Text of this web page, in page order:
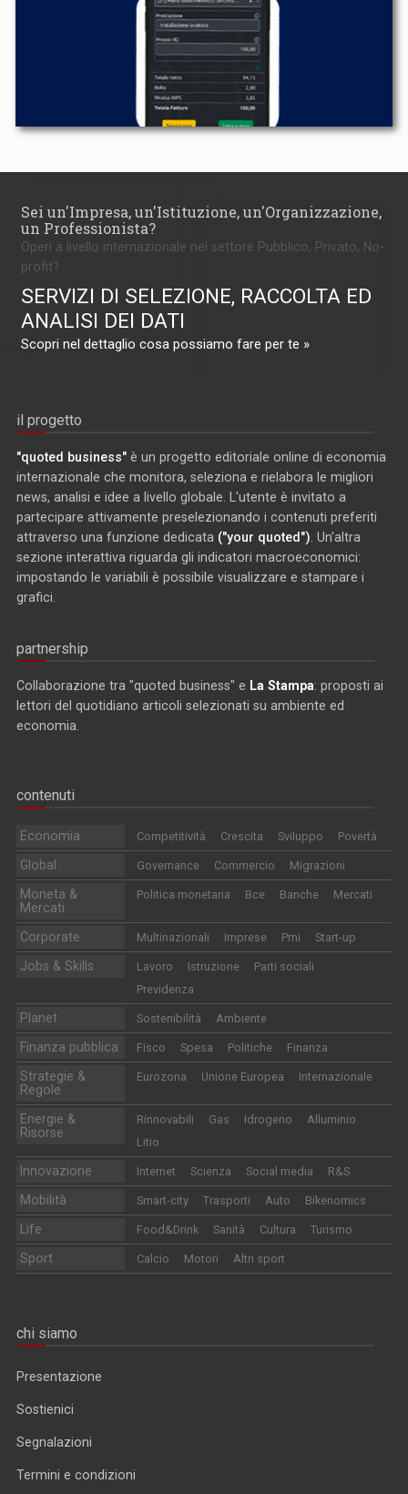
Sei un'Impresa, un'Istituzione, un'Organizzazione,
un Professionista?
Operi a livello internazionale nel settore Pubblico, Privato, No-
profit?
SERVIZI DI SELEZIONE, RACCOLTA ED
ANALISI DEI DATI
Scopri nel dettaglio cosa possiamo fare per te »
il progetto
"quoted business" è un progetto editoriale online di economia
internazionale che monitora, seleziona e rielabora le migliori
news, analisi e idee a livello globale. L'utente è invitato a
partecipare attivamente preselezionando i contenuti preferiti
attraverso una funzione dedicata ("your quoted") . Un'altra
sezione interattiva riguarda gli indicatori macroeconomici:
impostando le variabili è possibile visualizzare e stampare i
grafici.
partnership
Collaborazione tra "quoted business" e La Stampa: proposti ai
lettori del quotidiano articoli selezionati su ambiente ed
economia.
contenuti
Economia Competitività Crescita Sviluppo Povertà
Global Governance Commercio Migrazioni
Moneta &
Mercati
Politica monetaria Bce Banche Mercati
Corporate Multinazionali Imprese Pmi Start-up
Jobs & Skills Lavoro Istruzione
Parti sociali
Previdenza
Planet Sostenibilità Ambiente
Finanza pubblica Fisco Spesa Politiche Finanza
Strategie &
Regole
Eurozona Unione Europea Internazionale
Energie &
Risorse
Rinnovabili Gas Idrogeno
Alluminio
Litio
Innovazione Internet Scienza Social media R&S
Mobilità Smart-city Trasporti Auto Bikenomics
Life Food&Drink Sanità Cultura Turismo
Sport Calcio Motori Altri sport
chi siamo
Presentazione
Sostienici
Segnalazioni
Termini e condizioni